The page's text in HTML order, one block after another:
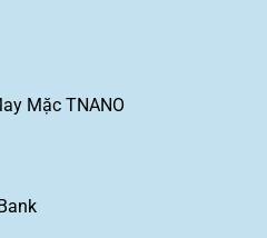
Mặc TNANO